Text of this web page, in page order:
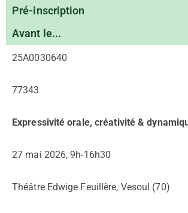
Pré-inscription
Avant le...
25A0030640
77343
Expressivité orale, créativité &
27 mai 2026, 9h-16h30
Théâtre Edwige Feuillère, Vesoul (70)